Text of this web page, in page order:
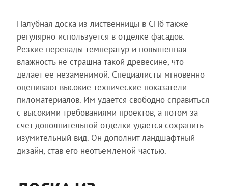
Палубная доска из лиственницы в СПб также
регулярно используется в отделке фасадов.
Резкие перепады температур и повышенная
влажность не страшна такой древесине, что
делает ее незаменимой. Специалисты мгновенно
оценивают высокие технические показатели
пиломатериалов. Им удается свободно справиться
с высокими требованиями проектов, а потом за
счет дополнительной отделки удается сохранить
изумительный вид. Он дополнит ландшафтный
дизайн, став его неотъемлемой частью.